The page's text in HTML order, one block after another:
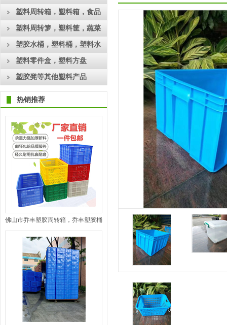
台板
塑料周转箱，塑料箱，食品
工具箱
塑料周转箩，塑料筐，蔬菜
框，水果筐
塑胶水桶，塑料桶，塑料水
箱
塑料零件盒，塑料方盘
塑胶凳等其他塑料产品
热销推荐
佛山市乔丰塑胶周转箱，乔丰塑胶桶